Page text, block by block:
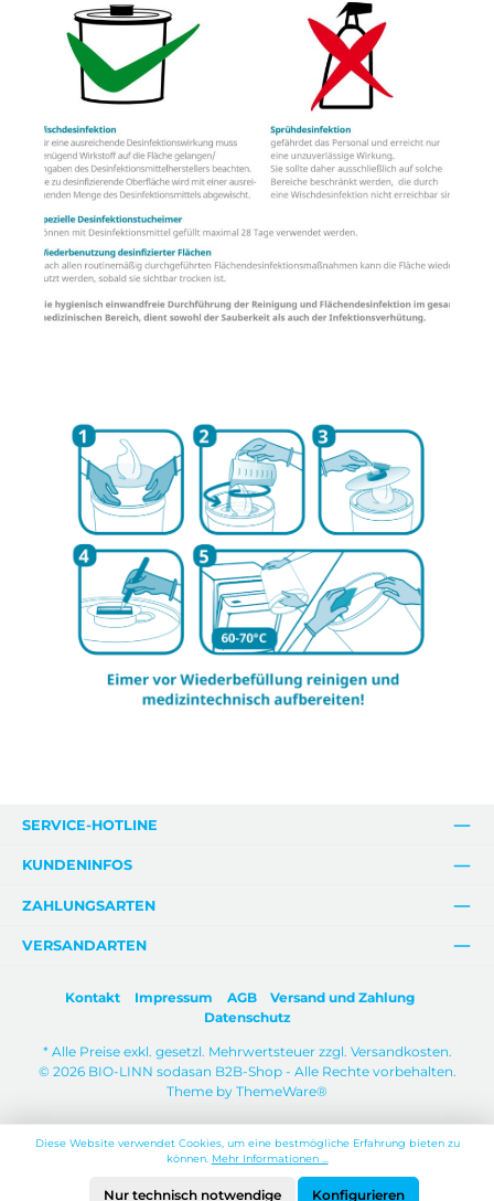
SERVICE-HOTLINE
KUNDENINFOS
ZAHLUNGSARTEN
VERSANDARTEN
Kontakt Impressum AGB
Versand und Zahlung
Datenschutz
* Alle Preise exkl. gesetzl. Mehrwertsteuer zzgl. Versandkosten.
© 2026 BIO-LINN sodasan B2B-Shop - Alle Rechte vorbehalten.
Theme by ThemeWare®
Diese Website verwendet Cookies, um eine bestmögliche Erfahrung bieten zu
können. Mehr Informationen ...
Nur technisch notwendige Konfigurieren